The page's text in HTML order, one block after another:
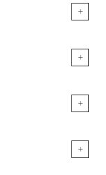
+
+
+
+